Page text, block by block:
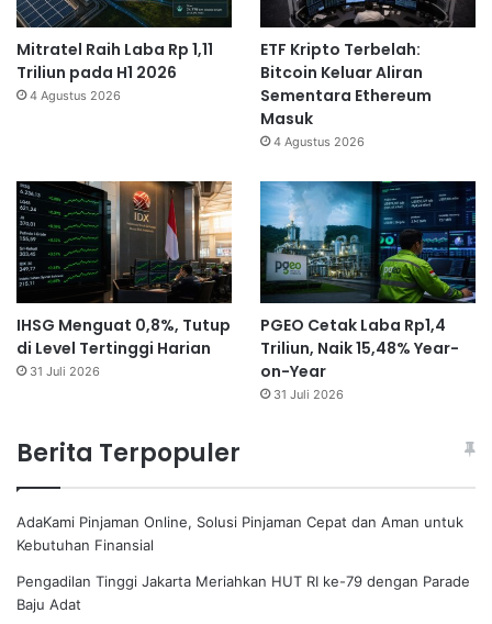
Mitratel Raih Laba Rp 1,11
Triliun pada H1 2026
4 Agustus 2026
ETF Kripto Terbelah:
Bitcoin Keluar Aliran
Sementara Ethereum
Masuk
4 Agustus 2026
IHSG Menguat 0,8%, Tutup
di Level Tertinggi Harian
31 Juli 2026
PGEO Cetak Laba Rp1,4
Triliun, Naik 15,48% Year-
on-Year
31 Juli 2026
Berita Terpopuler
AdaKami Pinjaman Online, Solusi Pinjaman Cepat dan Aman untuk
Kebutuhan Finansial
Pengadilan Tinggi Jakarta Meriahkan HUT RI ke-79 dengan Parade
Baju Adat